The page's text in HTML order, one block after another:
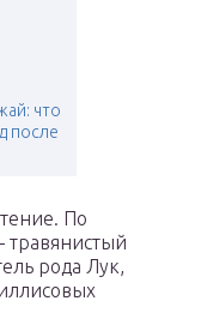
что
после
По
травянистый
рода Лук,